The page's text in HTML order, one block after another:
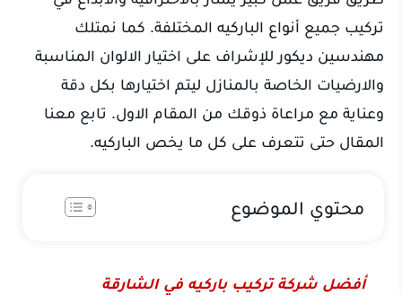
تركيب جميع أنواع الباركيه المختلفة. كما نمتلك
مهندسين ديكور للإشراف على اختيار الالوان المناسبة
والارضيات الخاصة بالمنازل ليتم اختيارها بكل دقة
وعناية مع مراعاة ذوقك من المقام الاول. تابع معنا
المقال حتى تتعرف على كل ما يخص الباركيه.
محتوي الموضوع
أفضل شركة تركيب باركيه في الشارقة